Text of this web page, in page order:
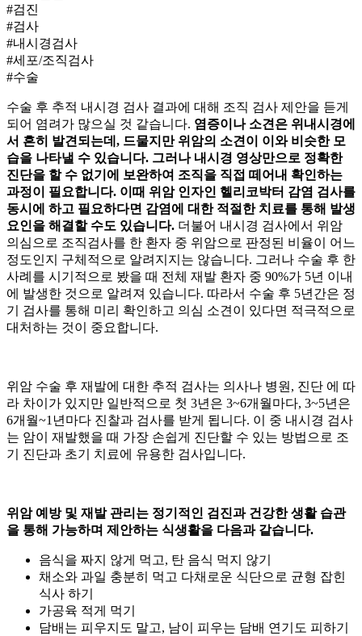
#검진
#검사
#내시경검사
#세포/조직검사
#수술
수술 후 추적 내시경 검사 결과에 대해 조직 검사 제안을 듣게
되어 염려가 많으실 것 같습니다. 염증이나 소견은 위내시경에
서 흔히 발견되는데, 드물지만 위암의 소견이 이와 비슷한 모
습을 나타낼 수 있습니다. 그러나 내시경 영상만으로 정확한
진단을 할 수 없기에 보완하여 조직을 직접 떼어내 확인하는
과정이 필요합니다. 이때 위암 인자인 헬리코박터 감염 검사를
동시에 하고 필요하다면 감염에 대한 적절한 치료를 통해 발생
요인을 해결할 수도 있습니다. 더불어 내시경 검사에서 위암
의심으로 조직검사를 한 환자 중 위암으로 판정된 비율이 어느
정도인지 구체적으로 알려지지는 않습니다. 그러나 수술 후 한
사례를 시기적으로 봤을 때 전체 재발 환자 중 90%가 5년 이내
에 발생한 것으로 알려져 있습니다. 따라서 수술 후 5년간은 정
기 검사를 통해 미리 확인하고 의심 소견이 있다면 적극적으로
대처하는 것이 중요합니다.
위암 수술 후 재발에 대한 추적 검사는 의사나 병원, 진단 에 따
라 차이가 있지만 일반적으로 첫 3년은 3~6개월마다, 3~5년은
6개월~1년마다 진찰과 검사를 받게 됩니다. 이 중 내시경 검사
는 암이 재발했을 때 가장 손쉽게 진단할 수 있는 방법으로 조
기 진단과 초기 치료에 유용한 검사입니다.
위암 예방 및 재발 관리는 정기적인 검진과 건강한 생활 습관
을 통해 가능하며 제안하는 식생활을 다음과 같습니다.
음식을 짜지 않게 먹고, 탄 음식 먹지 않기
채소와 과일 충분히 먹고 다채로운 식단으로 균형 잡힌
식사 하기
가공육 적게 먹기
담배는 피우지도 말고, 남이 피우는 담배 연기도 피하기